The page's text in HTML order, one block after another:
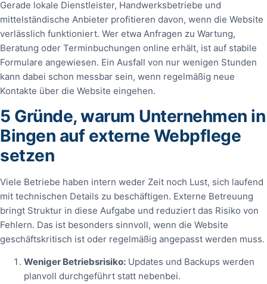
Gerade lokale Dienstleister, Handwerksbetriebe und
mittelständische Anbieter profitieren davon, wenn die Website
verlässlich funktioniert. Wer etwa Anfragen zu Wartung,
Beratung oder Terminbuchungen online erhält, ist auf stabile
Formulare angewiesen. Ein Ausfall von nur wenigen Stunden
kann dabei schon messbar sein, wenn regelmäßig neue
Kontakte über die Website eingehen.
5 Gründe, warum Unternehmen in
Bingen auf externe Webpflege
setzen
Viele Betriebe haben intern weder Zeit noch Lust, sich laufend
mit technischen Details zu beschäftigen. Externe Betreuung
bringt Struktur in diese Aufgabe und reduziert das Risiko von
Fehlern. Das ist besonders sinnvoll, wenn die Website
geschäftskritisch ist oder regelmäßig angepasst werden muss.
Weniger Betriebsrisiko: Updates und Backups werden
planvoll durchgeführt statt nebenbei.